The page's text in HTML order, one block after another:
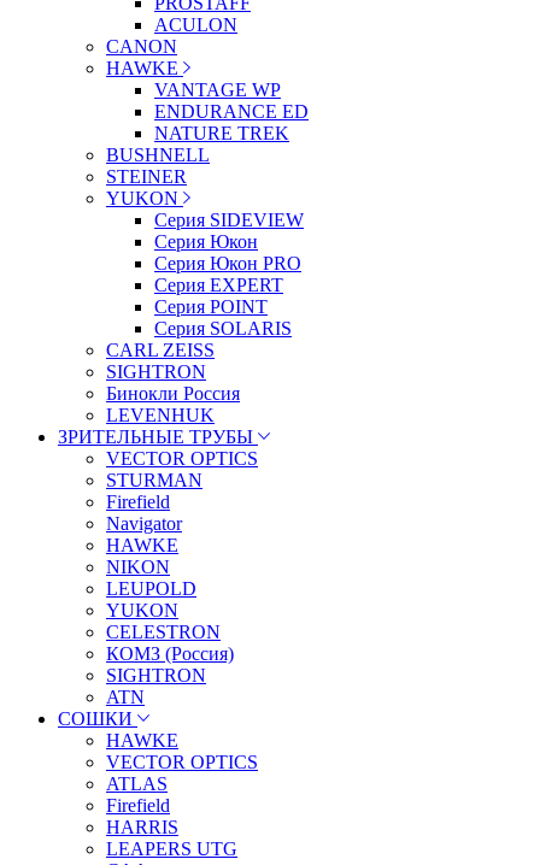
ACULON
CANON
HAWKE
VANTAGE WP
ENDURANCE ED
NATURE TREK
BUSHNELL
STEINER
YUKON
Серия SIDEVIEW
Серия Юкон
Серия Юкон PRO
Серия EXPERT
Серия POINT
Серия SOLARIS
CARL ZEISS
SIGHTRON
Бинокли Россия
LEVENHUK
ЗРИТЕЛЬНЫЕ ТРУБЫ
VECTOR OPTICS
STURMAN
Firefield
Navigator
HAWKE
NIKON
LEUPOLD
YUKON
CELESTRON
КОМЗ (Россия)
SIGHTRON
ATN
СОШКИ
HAWKE
VECTOR OPTICS
ATLAS
Firefield
HARRIS
LEAPERS UTG